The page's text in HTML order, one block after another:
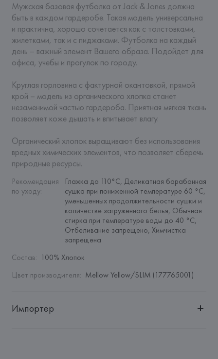
Мужская базовая футболка от Jack & Jones должна
быть в каждом гардеробе. Такая модель универсальна
и практична, хорошо сочетается как с толстовками,
жилетками, так и с пиджаками. Футболка на каждый
день – важный элемент Вашего образа. Подойдет для
офиса, учебы и прогулок по городу.
Круглая горловина с фактурной окантовкой, прямой
крой – модель из органического хлопка станет
незаменимой частью гардероба. Приятная мягкая ткань
позволяет коже дышать и впитывает влагу.
Органический хлопок выращивают без использования
вредных химических элементов, что позволяет сберечь
природные ресурсы.
Рекомендация
по уходу:
Глажка до 110°C, Деликатная барабанная
сушка при пониженной температуре 60 °C,
уменьшенных продолжительности сушки и
количестве загруженного белья, Обычная
стирка при температуре воды до 40 °C,
Отбеливание запрещено, Химчистка
запрещена
Состав: 100% Хлопок
Цвет производителя: Mellow Yellow/SLIM (177765001)
Импортер